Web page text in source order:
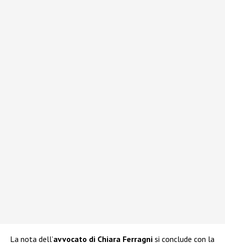
La nota dell’avvocato di Chiara Ferragni si conclude con la